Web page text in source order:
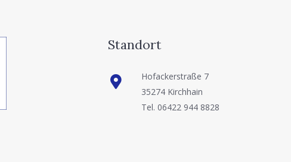
Standort
Hofackerstraße 7
35274 Kirchhain
Tel. 06422 944 8828